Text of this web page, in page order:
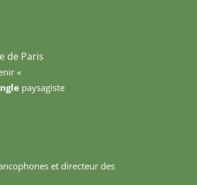
de Paris
«
paysagiste
et directeur des